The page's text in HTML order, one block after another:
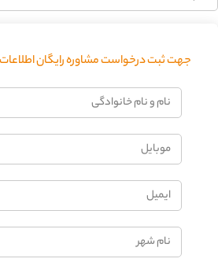
جهت ثبت درخواست مشاوره رایگان اطلاعات
نام
و
خانوادگی
موبایل
ایمیل
نام
شهر